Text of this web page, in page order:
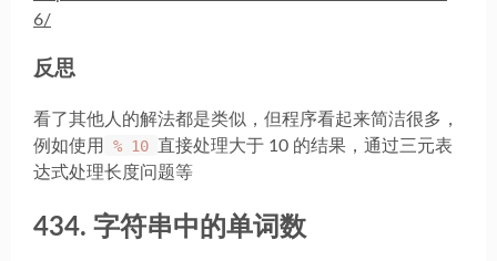
6/
反思
看了其他人的解法都是类似，但程序看起来简洁很多，
例如使用
% 10 直接处理大于 10 的结果，通过三元表
达式处理长度问题等
434. 字符串中的单词数